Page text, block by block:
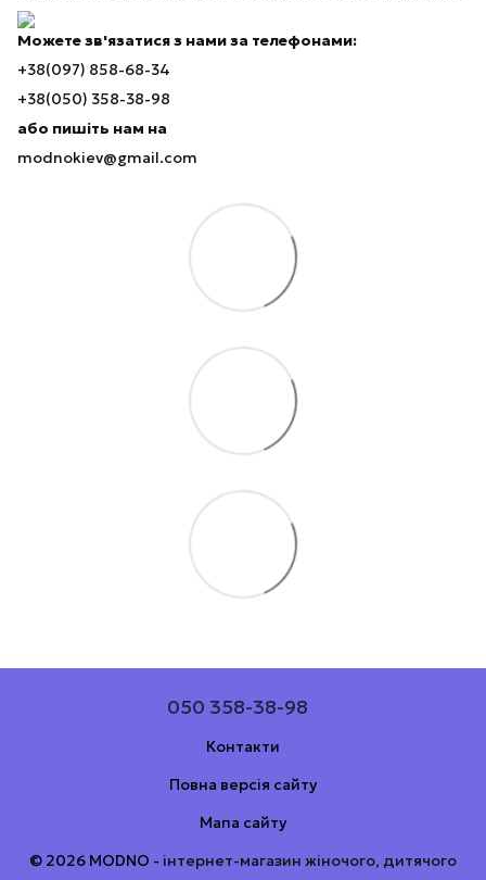
Можете зв'язатися з нами за телефонами:
+38(097) 858-68-34
+38(050) 358-38-98
або пишіть нам на
modnokiev@gmail.com
050 358-38-98
Контакти
Повна версія сайту
Мапа сайту
© 2026 MODNO - інтернет-магазин жіночого, дитячого